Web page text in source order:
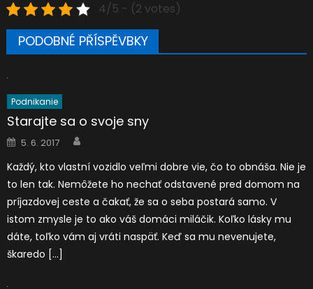
4/5 - (2 votes)
PODOBNÉ PŘÍSPĚVBKY
Podnikanie
Starajte sa o svoje sny
Posted
on
5. 6. 2017
Každý, kto vlastní vozidlo veľmi dobre vie, čo to obnáša. Nie je
to len tak. Nemôžete ho nechať odstavené pred domom na
príjazdovej ceste a čakať, že sa o seba postará samo. V
istom zmysle je to ako váš domáci miláčik. Koľko lásky mu
dáte, toľko vám aj vráti naspäť. Keď sa mu nevenujete,
škaredo […]